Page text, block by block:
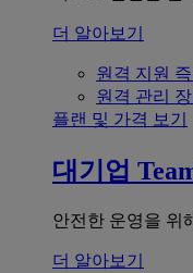
더 알아보기
원격 지원
원격 관리
플랜 및 가격 보기
대기업
안전한 운영을 위
더 알아보기